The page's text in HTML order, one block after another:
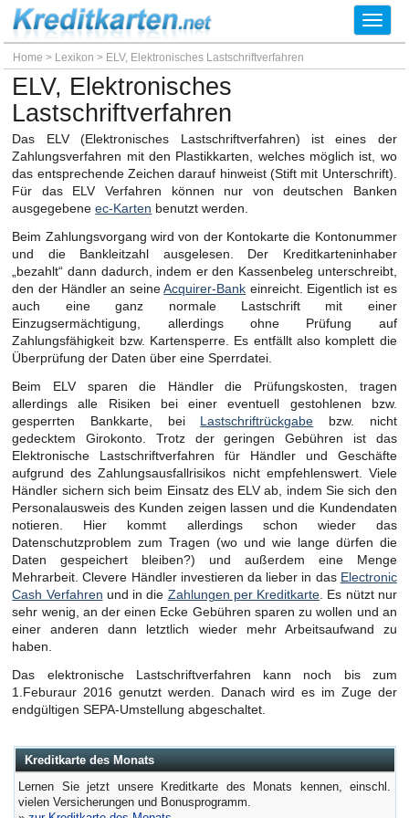
Home > Lexikon > ELV, Elektronisches Lastschriftverfahren
ELV, Elektronisches
Lastschriftverfahren
Das ELV (Elektronisches Lastschriftverfahren) ist eines der
Zahlungsverfahren mit den Plastikkarten, welches möglich ist, wo
das entsprechende Zeichen darauf hinweist (Stift mit Unterschrift).
Für das ELV Verfahren können nur von deutschen Banken
ausgegebeneec-Karten benutzt werden.
Beim Zahlungsvorgang wird von der Kontokarte die Kontonummer
und die Bankleitzahl ausgelesen. Der Kreditkarteninhaber
„bezahlt“ dann dadurch, indem er den Kassenbeleg unterschreibt,
den der Händler an seineAcquirer-Bank einreicht. Eigentlich ist es
auch eine ganz normale Lastschrift mit einer
Einzugsermächtigung, allerdings ohne Prüfung auf
Zahlungsfähigkeit bzw. Kartensperre. Es entfällt also komplett die
Überprüfung der Daten über eine Sperrdatei.
Beim ELV sparen die Händler die Prüfungskosten, tragen
allerdings alle Risiken bei einer eventuell gestohlenen bzw.
gesperrten Bankkarte, bei
Lastschriftrückgabe bzw. nicht
gedecktem Girokonto. Trotz der geringen Gebühren ist das
Elektronische Lastschriftverfahren für Händler und Geschäfte
aufgrund des Zahlungsausfallrisikos nicht empfehlenswert. Viele
Händler sichern sich beim Einsatz des ELV ab, indem Sie sich den
Personalausweis des Kunden zeigen lassen und die Kundendaten
notieren. Hier kommt allerdings schon wieder das
Datenschutzproblem zum Tragen (wo und wie lange dürfen die
Daten gespeichert bleiben?) und außerdem eine Menge
Mehrarbeit. Clevere Händler investieren da lieber in das Electronic
Cash Verfahren und in die Zahlungen per Kreditkarte. Es nützt nur
sehr wenig, an der einen Ecke Gebühren sparen zu wollen und an
einer anderen dann letztlich wieder mehr Arbeitsaufwand zu
haben.
Das elektronische Lastschriftverfahren kann noch bis zum
1.Feburaur 2016 genutzt werden. Danach wird es im Zuge der
endgültigen SEPA-Umstellung abgeschaltet.
Kreditkarte des Monats
Lernen Sie jetzt unsere Kreditkarte des Monats kennen, einschl.
vielen Versicherungen und Bonusprogramm.